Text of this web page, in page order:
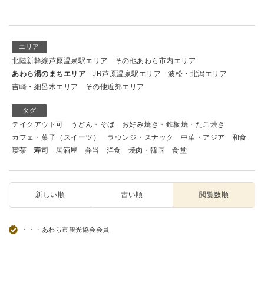
エリア
北陸新幹線芦原温泉駅エリア
その他あわら市内エリア
あわら湯のまちエリア
JR芦原温泉駅エリア
波松・北潟エリア
吉崎・細呂木エリア
その他近郊エリア
タグ
テイクアウト可 うどん・そば
お好み焼き・鉄板焼・たこ焼き
カフェ・菓子（スイーツ）
ラウンジ・スナック 中華・アジア
和食
喫茶
寿司 居酒屋 弁当 洋食 焼肉・韓国 食堂
新しい順 古い順 閲覧数順
・・・あわら市観光協会会員